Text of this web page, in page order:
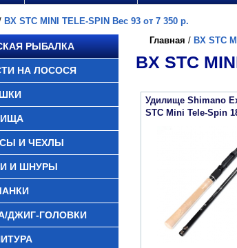
BX STC MINI TELE-SPIN Вес 93 от 7 350 р.
РЫБАЛКА
НА ЛОСОСЯ
И ЧЕХЛЫ
И ШНУРЫ
ДЖИГ-ГОЛОВКИ
Главная / BX STC
BX STC
Удилище Shimano
STC Mini Tele-Spin